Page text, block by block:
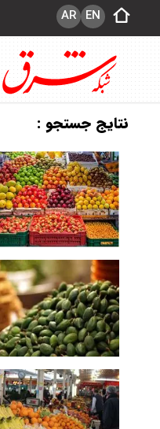
EN
AR
نتایج جستجو :